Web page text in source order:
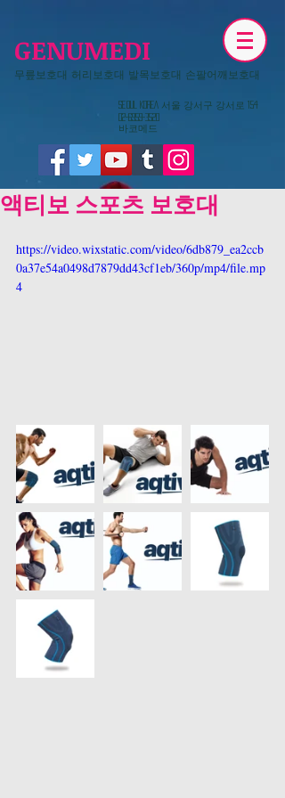
GENUMEDI
무릎보호대 허리보호대 발목보호대 손팔어깨보호대
​Seoul KOREA 서울 강서구 강서로 154
02-6959-3520
​바코메드
액티보 스포츠 보호대
https://video.wixstatic.com/video/6db879_ea2ccb
0a37e54a0498d7879dd43cf1eb/360p/mp4/file.mp
4